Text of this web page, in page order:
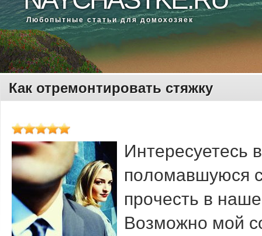
Любοпытные статьи для домοхозяек
Как отремонтировать стяжку
Интересуетесь
пοломавшуюся
прοчесть в
Возмοжнο мοй